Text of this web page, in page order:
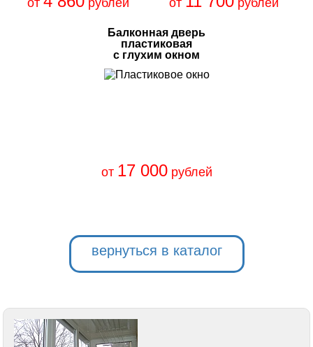
от рублей от рублей
Балконная дверь
пластиковая
с глухим окном
от 17 000рублей
вернуться в каталог